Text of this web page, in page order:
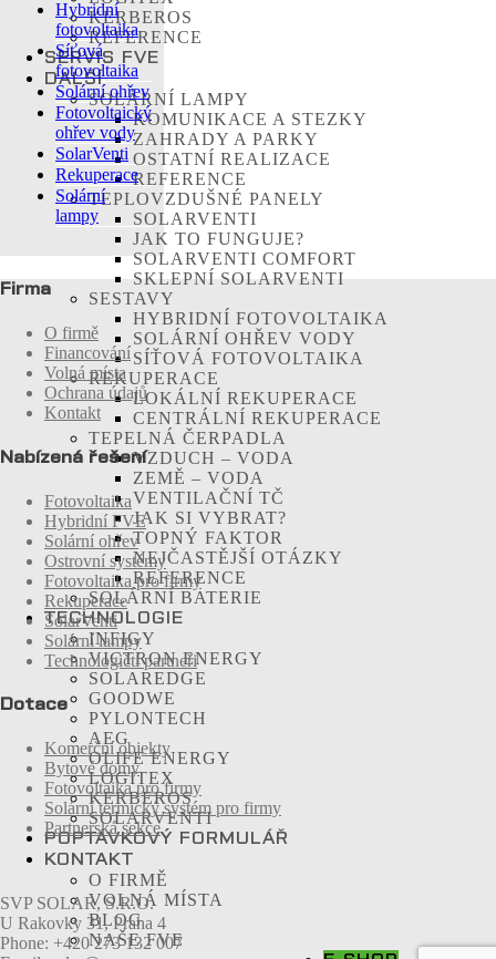
KERBEROS
REFERENCE
SERVIS FVE
DALŠÍ
SOLÁRNÍ LAMPY
KOMUNIKACE A STEZKY
ZAHRADY A PARKY
OSTATNÍ REALIZACE
REFERENCE
TEPLOVZDUŠNÉ PANELY
SOLARVENTI
JAK TO FUNGUJE?
SOLARVENTI COMFORT
SKLEPNÍ SOLARVENTI
SESTAVY
HYBRIDNÍ FOTOVOLTAIKA
SOLÁRNÍ OHŘEV VODY
SÍŤOVÁ FOTOVOLTAIKA
REKUPERACE
LOKÁLNÍ REKUPERACE
CENTRÁLNÍ REKUPERACE
TEPELNÁ ČERPADLA
VZDUCH – VODA
ZEMĚ – VODA
VENTILAČNÍ TČ
JAK SI VYBRAT?
TOPNÝ FAKTOR
NEJČASTĚJŠÍ OTÁZKY
REFERENCE
SOLÁRNÍ BATERIE
TECHNOLOGIE
INFIGY
VICTRON ENERGY
SOLAREDGE
GOODWE
PYLONTECH
AEG
OLIFE ENERGY
LOGITEX
KERBEROS
SOLARVENTI
POPTÁVKOVÝ FORMULÁŘ
KONTAKT
O FIRMĚ
VOLNÁ MÍSTA
BLOG
NAŠE FVE
Hybridní
fotovoltaika
Síťová
fotovoltaika
Solární ohřev
Fotovoltaický
ohřev vody
SolarVenti
Rekuperace
Solární
lampy
Firma
O firmě
Financování
Volná místa
Ochrana údajů
Kontakt
Nabízená řešení
Fotovoltaika
Hybridní FVE
Solární ohřev
Ostrovní systémy
Fotovoltaika pro firmy
Rekuperace
SolarVenti
Solární lampy
Technologičtí partneři
Dotace
Komerční objekty
Bytové domy
Fotovoltaika pro firmy
Solární termický systém pro firmy
Partnerská sekce
SVP SOLAR, S.R.O.
U Rakovky 31, Praha 4
Phone: +420 273 132 007